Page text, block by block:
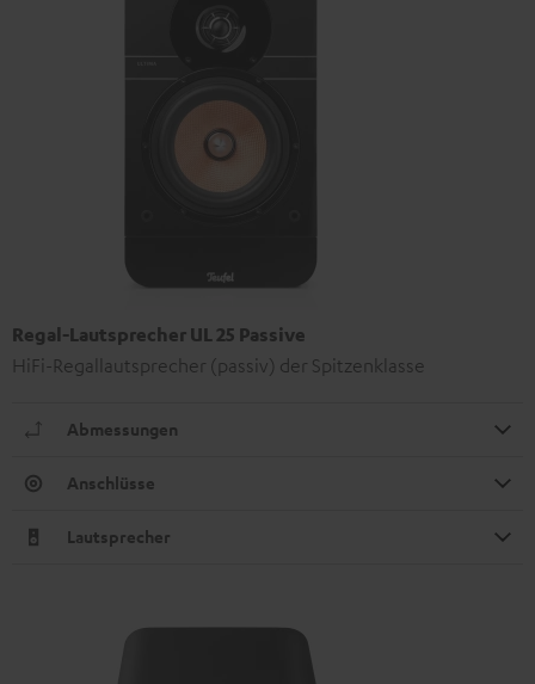
Regal-Lautsprecher UL 25 Passive
HiFi-Regallautsprecher (passiv) der Spitzenklasse
Abmessungen
Anschlüsse
Lautsprecher